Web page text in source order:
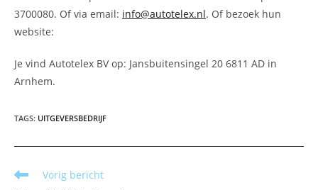
3700080. Of via email: info@autotelex.nl. Of bezoek hun
website:
Je vind Autotelex BV op: Jansbuitensingel 20 6811 AD in
Arnhem.
TAGS: UITGEVERSBEDRIJF
Lees
Vorig bericht